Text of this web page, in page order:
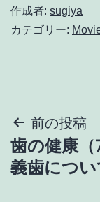
作成者: sugiya
カテゴリー:
投
稿
前の投稿
歯の健康
義歯につい